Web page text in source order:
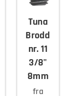
Tuna
Brodd
nr. 11
3/8"
8mm
fra